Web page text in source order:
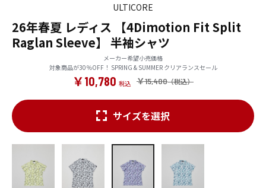
ULTICORE
26年春夏 レディス 【4Dimotion Fit Split
Raglan Sleeve】 半袖シャツ
メーカー希望小売価格
対象商品が30％OFF！ SPRING & SUMMER クリアランスセール
￥15,400
￥10,780
サイズを選択